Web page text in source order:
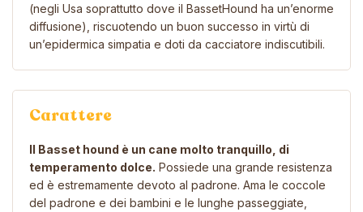
(negli Usa soprattutto dove il BassetHound ha un’enorme
diffusione), riscuotendo un buon successo in virtù di
un’epidermica simpatia e doti da cacciatore indiscutibili.
Carattere
Il Basset hound è un cane molto tranquillo, di
temperamento dolce. Possiede una grande resistenza
ed è estremamente devoto al padrone. Ama le coccole
del padrone e dei bambini e le lunghe passeggiate,